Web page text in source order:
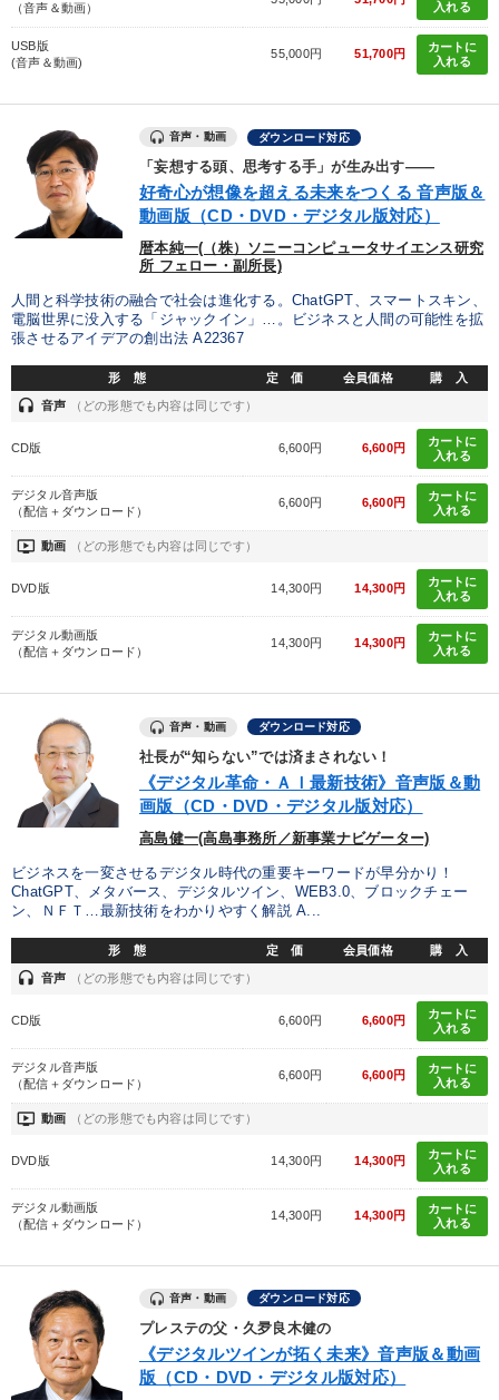
（音声＆動画） 入れる
USB版
(音声＆動画)
55,000円 51,700円
カートに
入れる
音声・動画 ダウンロード対応
「妄想する頭、思考する手」が生み出す――
好奇心が想像を超える未来をつくる 音声版＆
動画版（CD・DVD・デジタル版対応）
暦本純一(（株）ソニーコンピュータサイエンス研究
所 フェロー・副所長)
人間と科学技術の融合で社会は進化する。ChatGPT、スマートスキン、
電脳世界に没入する「ジャックイン」…。ビジネスと人間の可能性を拡
張させるアイデアの創出法 A22367
形 態 定 価 会員価格 購 入
headset 音声 （どの形態でも内容は同じです）
CD版 6,600円 6,600円
カートに
入れる
デジタル音声版
（配信＋ダウンロード）
6,600円 6,600円
カートに
入れる
ondemand_video 動画 （どの形態でも内容は同じです）
DVD版 14,300円 14,300円
カートに
入れる
デジタル動画版
（配信＋ダウンロード）
14,300円 14,300円
カートに
入れる
音声・動画 ダウンロード対応
社長が“知らない”では済まされない！
《デジタル革命・ＡＩ最新技術》音声版＆動
画版（CD・DVD・デジタル版対応）
高島健一(高島事務所／新事業ナビゲーター)
ビジネスを一変させるデジタル時代の重要キーワードが早分かり！
ChatGPT、メタバース、デジタルツイン、WEB3.0、ブロックチェー
ン、ＮＦＴ…最新技術をわかりやすく解説 A...
形 態 定 価 会員価格 購 入
headset 音声 （どの形態でも内容は同じです）
CD版 6,600円 6,600円
カートに
入れる
デジタル音声版
（配信＋ダウンロード）
6,600円 6,600円
カートに
入れる
ondemand_video 動画 （どの形態でも内容は同じです）
DVD版 14,300円 14,300円
カートに
入れる
デジタル動画版
（配信＋ダウンロード）
14,300円 14,300円
カートに
入れる
音声・動画 ダウンロード対応
プレステの父・久夛良木健の
《デジタルツインが拓く未来》音声版＆動画
版（CD・DVD・デジタル版対応）